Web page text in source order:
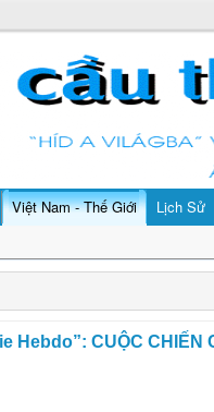
Việt Nam - Thế Giới Lịch Sử
Hebdo”: CUỘC CHIẾN